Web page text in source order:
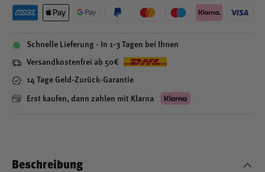
Schnelle Lieferung - In 1-3 Tagen bei Ihnen
Versandkostenfrei ab 50€
14 Tage Geld-Zurück-Garantie
Erst kaufen, dann zahlen mit Klarna
Beschreibung